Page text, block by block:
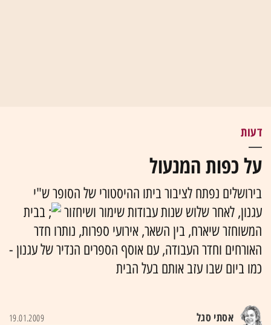
דעות
על כפות המנעול
בירושלים נפתח לציבור ביתו ההיסטורי של הסופר ש"י
עגנון, לאחר שלוש שנות עבודות שימור ושיחזור
בבית
המשוחזר שיארח, בין השאר, אירועי ספרות, נותרו חדר
האורחים וחדר העבודה, עם אוסף הספרים הנדיר של עגנון -
כמו ביום שבו עזב אותם בעל הבית
אסתי סגל 19.01.2009